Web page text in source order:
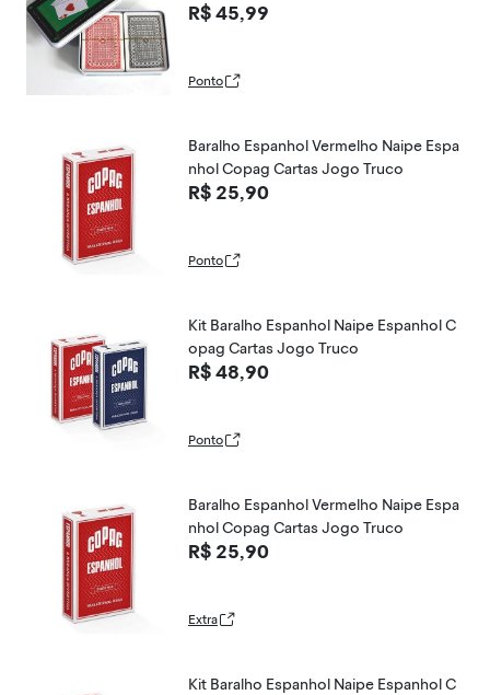
R$ 45,99
Ponto
Baralho Espanhol Vermelho Naipe Espa
nhol Copag Cartas Jogo Truco
R$ 25,90
Ponto
Kit Baralho Espanhol Naipe Espanhol C
opag Cartas Jogo Truco
R$ 48,90
Ponto
Baralho Espanhol Vermelho Naipe Espa
nhol Copag Cartas Jogo Truco
R$ 25,90
Extra
Kit Baralho Espanhol Naipe Espanhol C